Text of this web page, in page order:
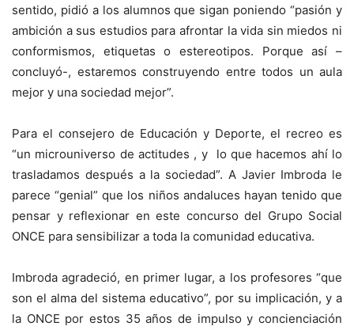
sentido, pidió a los alumnos que sigan poniendo “pasión y
ambición a sus estudios para afrontar la vida sin miedos ni
conformismos, etiquetas o estereotipos. Porque así –
concluyó-, estaremos construyendo entre todos un aula
mejor y una sociedad mejor”.
Para el consejero de Educación y Deporte, el recreo es
“un microuniverso de actitudes , y lo que hacemos ahí lo
trasladamos después a la sociedad”. A Javier Imbroda le
parece “genial” que los niños andaluces hayan tenido que
pensar y reflexionar en este concurso del Grupo Social
ONCE para sensibilizar a toda la comunidad educativa.
Imbroda agradeció, en primer lugar, a los profesores “que
son el alma del sistema educativo”, por su implicación, y a
la ONCE por estos 35 años de impulso y concienciación